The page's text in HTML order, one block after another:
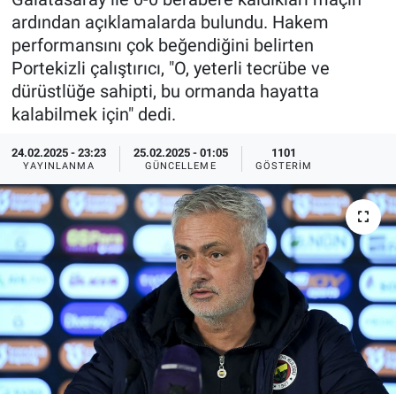
ardından açıklamalarda bulundu. Hakem
performansını çok beğendiğini belirten
Portekizli çalıştırıcı, "O, yeterli tecrübe ve
dürüstlüğe sahipti, bu ormanda hayatta
kalabilmek için" dedi.
24.02.2025 - 23:23
YAYINLANMA
25.02.2025 - 01:05
GÜNCELLEME
1101
GÖSTERIM
Ege Saati
Ege'den Esintiler
Eğitim
Ekonomi
Forum
Gerçeğin İzinde
Gün Başlıyor
Gün Bitiyor
Yayın Akışı
İletişim
Haber Arşivi